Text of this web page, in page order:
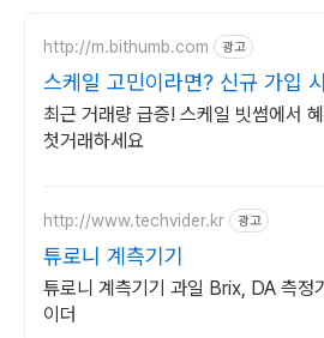
http://m.bithumb.com 광고
스케일 고민이라면? 신규 가입
원 혜택
최근 거래량 급증! 스케일 빗썸에서
첫거래하세요
http://www.techvider.kr 광고
튜로니 계측기기
튜로니 계측기기 과일 Brix, DA 측정
이더